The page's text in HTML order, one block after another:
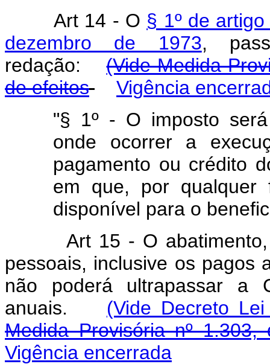
Art 14 - O § 1º de
dezembro de 1973,
redação:(Vide Medida
de efeitos
Vigência
"§ 1º - O imposto
onde ocorrer a
pagamento ou crédito
em que, por qualquer
disponível para o
Art 15 - O
pessoais, inclusive os pagos
não poderá ultrapassar a
anuais. (Vide Decreto
Medida Provisória nº 1.303,
Vigência encerrada